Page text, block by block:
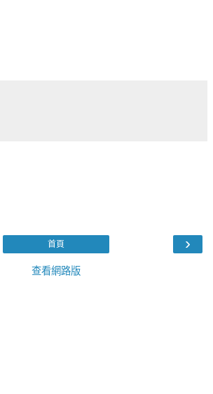
›
首頁
查看網路版